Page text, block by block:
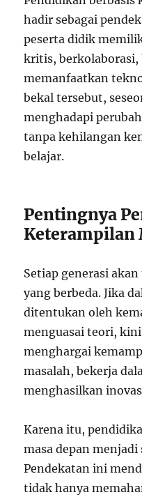
hadir sebagai
peserta didik
kritis,
memanfaatkan
bekal tersebut,
menghadapi
tanpa kehilangan
belajar.
Pentingnya
Keterampilan
Setiap generasi
yang berbeda. Jika
ditentukan oleh
menguasai teori,
menghargai
masalah, bekerja
menghasilkan
Karena itu,
masa depan
Pendekatan ini
tidak hanya